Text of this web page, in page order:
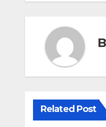
Related Post